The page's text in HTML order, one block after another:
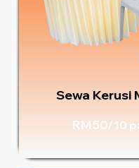
Sewa Kerusi
RM50/10